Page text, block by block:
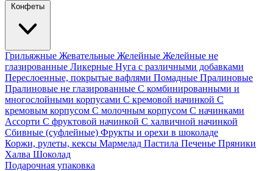
Конфеты
Грильяжные Жевательные Желейные Желейные не
глазированные Ликерные Нуга с различными добавками
Переслоенные, покрытые вафлями Помадные Пралиновые
Пралиновые не глазированные С комбинированными и
многослойными корпусами С кремовой начинкой С
кремовым корпусом С молочным корпусом С начинками
Ассорти С фруктовой начинкой С халвичной начинкой
Сбивные (суфлейные) Фрукты и орехи в шоколаде
Коржи, рулеты, кексы Мармелад Пастила Печенье Пряники
Халва Шоколад
Подарочная упаковка